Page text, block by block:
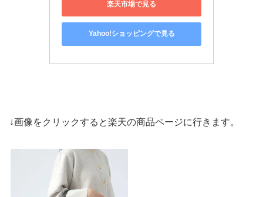
楽天市場で見る
Yahoo!ショッピングで見る
↓画像をクリックすると楽天の商品ページに行きます。